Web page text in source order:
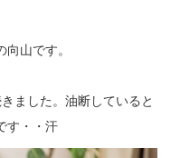
山です。
ました。油断していると
す・・汗